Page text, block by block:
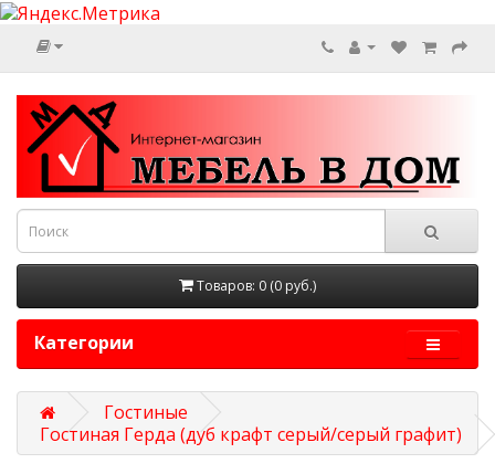
Товаров: 0 (0 руб.)
Категории
Гостиные
Гостиная Герда (дуб крафт серый/серый графит)